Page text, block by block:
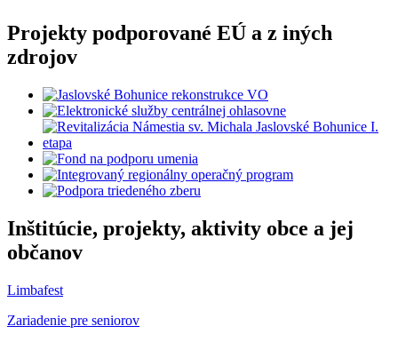
Projekty podporované EÚ a z iných
zdrojov
Inštitúcie, projekty, aktivity obce a jej
občanov
Limbafest
Zariadenie pre seniorov